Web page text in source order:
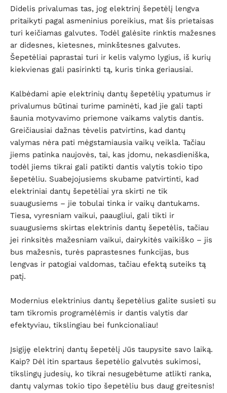
Didelis privalumas tas, jog elektrinį šepetėlį lengva
pritaikyti pagal asmeninius poreikius, mat šis prietaisas
turi keičiamas galvutes. Todėl galėsite rinktis mažesnes
ar didesnes, kietesnes, minkštesnes galvutes.
Šepetėliai paprastai turi ir kelis valymo lygius, iš kurių
kiekvienas gali pasirinkti tą, kuris tinka geriausiai.
Kalbėdami apie elektrinių dantų šepetėlių ypatumus ir
privalumus būtinai turime paminėti, kad jie gali tapti
šaunia motyvavimo priemone vaikams valytis dantis.
Greičiausiai dažnas tėvelis patvirtins, kad dantų
valymas nėra pati mėgstamiausia vaikų veikla. Tačiau
jiems patinka naujovės, tai, kas įdomu, nekasdieniška,
todėl jiems tikrai gali patikti dantis valytis tokio tipo
šepetėliu. Suabejojusiems skubame patvirtinti, kad
elektriniai dantų šepetėliai yra skirti ne tik
suaugusiems – jie tobulai tinka ir vaikų dantukams.
Tiesa, vyresniam vaikui, paaugliui, gali tikti ir
suaugusiems skirtas elektrinis dantų šepetėlis, tačiau
jei rinksitės mažesniam vaikui, dairykitės vaikiško – jis
bus mažesnis, turės paprastesnes funkcijas, bus
lengvas ir patogiai valdomas, tačiau efektą suteiks tą
patį.
Modernius elektrinius dantų šepetėlius galite susieti su
tam tikromis programėlėmis ir dantis valytis dar
efektyviau, tikslingiau bei funkcionaliau!
Įsigiję elektrinį dantų šepetėlį Jūs taupysite savo laiką.
Kaip? Dėl itin spartaus šepetėlio galvutės sukimosi,
tikslingų judesių, ko tikrai nesugebėtume atlikti ranka,
dantų valymas tokio tipo šepetėliu bus daug greitesnis!